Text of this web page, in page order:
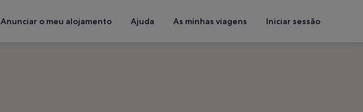
Anunciar o meu alojamento Ajuda As minhas viagens Iniciar sessão